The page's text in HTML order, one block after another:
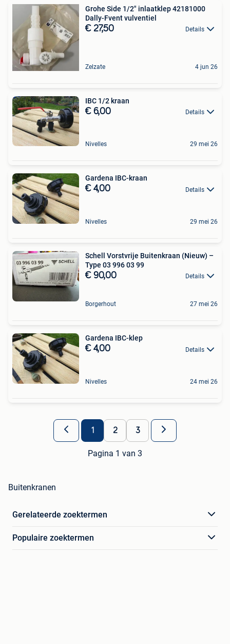
Grohe Side 1/2" inlaatklep 42181000
Dally-Fvent vulventiel
€ 27,50 Details
Zelzate 4 jun 26
IBC 1/2 kraan
€ 6,00 Details
Nivelles 29 mei 26
Gardena IBC-kraan
€ 4,00 Details
Nivelles 29 mei 26
Schell Vorstvrije Buitenkraan (Nieuw) –
Type 03 996 03 99
€ 90,00 Details
Borgerhout 27 mei 26
Gardena IBC-klep
€ 4,00 Details
Nivelles 24 mei 26
1 2 3
Pagina 1 van 3
Buitenkranen
Gerelateerde zoektermen
Populaire zoektermen